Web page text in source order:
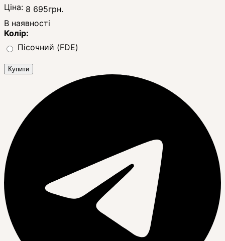
Ціна: 8 695грн.
В наявності
Колір:
Пісочний (FDE)
Купити